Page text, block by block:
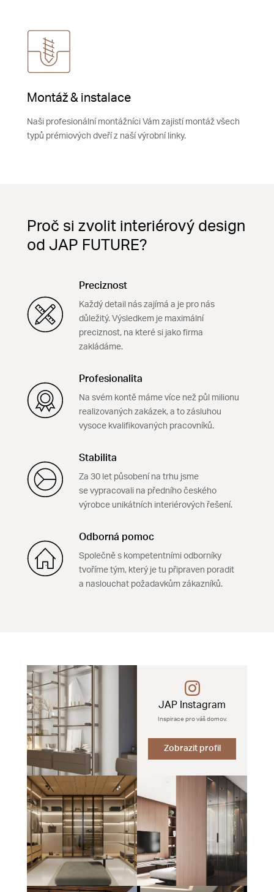
Montáž & instalace
Naši profesionální montážníci Vám zajistí montáž všech
typů prémiových dveří z naší výrobní linky.
Proč si zvolit interiérový design
od JAP FUTURE?
Preciznost
Každý detail nás zajímá a je pro nás
důležitý. Výsledkem je maximální
preciznost, na které si jako firma
zakládáme.
Profesionalita
Na svém kontě máme více než půl milionu
realizovaných zakázek, a to zásluhou
vysoce kvalifikovaných pracovníků.
Stabilita
Za 30 let působení na trhu jsme
se vypracovali na předního českého
výrobce unikátních interiérových řešení.
Odborná pomoc
Společně s kompetentními odborníky
tvoříme tým, který je tu připraven poradit
a naslouchat požadavkům zákazníků.
JAP Instagram
Inspirace pro váš domov.
Zobrazit profil